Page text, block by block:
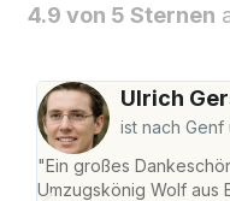
4.9 von 5 Sternen
Ulrich
ist nach
"Ein großes
Umzugskönig Wolf aus